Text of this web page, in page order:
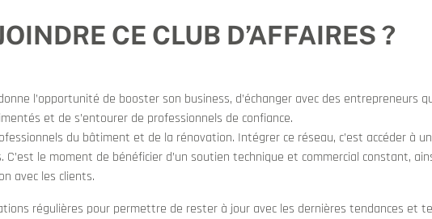
CE CLUB D’AFFAIRES ?
l’opportunité de booster son business, d’échanger avec des entrepreneurs
et de s’entourer de professionnels de confiance.
du bâtiment et de la rénovation. Intégrer ce réseau, c’est accéder à
le moment de bénéficier d’un soutien technique et commercial constant,
avec les clients.
régulières pour permettre de rester à jour avec les dernières tendances et